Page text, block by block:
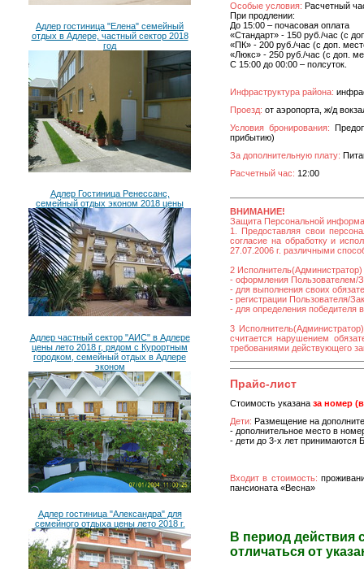
Адлер гостиница "Елена" семейный
отдых в Адлере, частный сектор 2018
год
Адлер Гостиница Ренессанс,
семейный отдых эконом 2018 цены
Адлер частный сектор "АИС" в Адлере
цены лето 2018 г, рядом с Курортным
городком, семейный отдых в Адлере
эконом
Адлер гостиница "Александра" для
семейного отдыха цены лето 2018 г.
Особые условия: Расчетный
При продлении:
До 15:00 – почасовая оплата
«Стандарт» - 150 руб./час (с
«ПК» - 200 руб./час (с доп.
«Люкс» - 250 руб./час (с доп.
С 15:00 до 00:00 – полсуток.
Инфраструктура района:
Проезд: от аэропорта, ж/д
Условия бронирования:
прибытию)
За дополнительную плату:
Расчетный час: 12:00
ВНИМАНИЕ!
Защита Персональной
1. Предоставляя свои
согласие на обработку и
27.07.2006 г. различными
2
- оформления Пользователем/
- для выполнения своих
- регистрации Пользователя/
- для определения победителя
3
считается нарушением
требованиями действующего
Прайс-лист
Стоимость указана за номер
Дети: Размещение на
- дополнительное место в
- дети до 3-х лет принимаются
Входит в стоимость:
пансионата «Весна»
В период действия
отличаться от